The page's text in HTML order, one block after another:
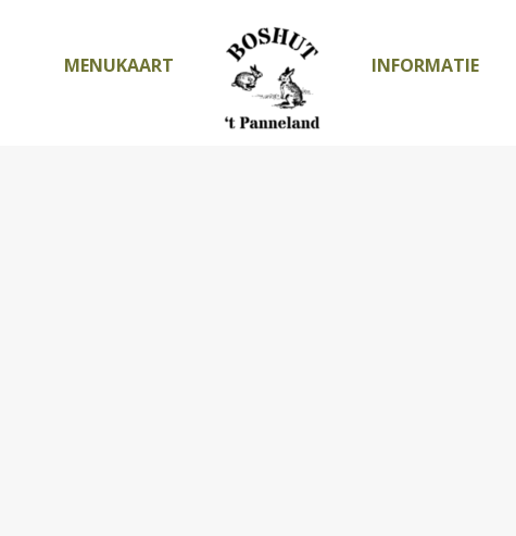
MENUKAART INFORMATIE